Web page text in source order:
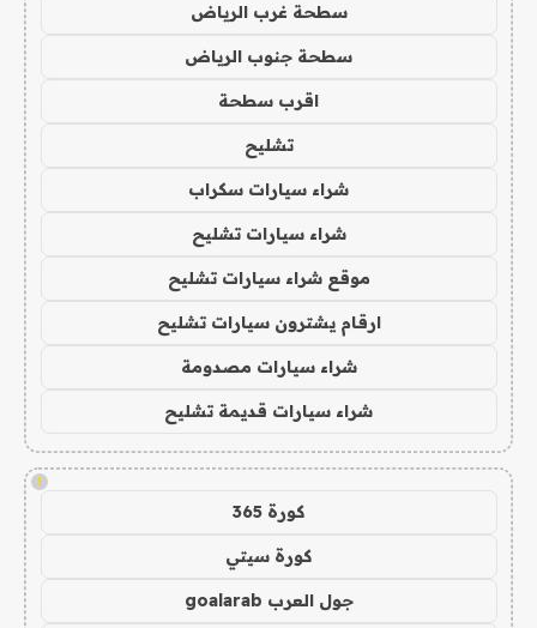
سطحة غرب الرياض
سطحة جنوب الرياض
اقرب سطحة
تشليح
شراء سيارات سكراب
شراء سيارات تشليح
موقع شراء سيارات تشليح
ارقام يشترون سيارات تشليح
شراء سيارات مصدومة
شراء سيارات قديمة تشليح
!
كورة 365
كورة سيتي
جول العرب goalarab